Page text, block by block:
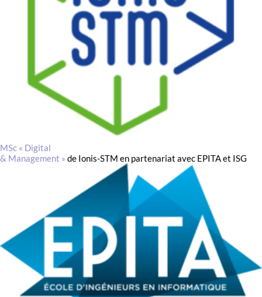
MSc « Digital
& Management » de Ionis-STM en partenariat avec EPITA et ISG